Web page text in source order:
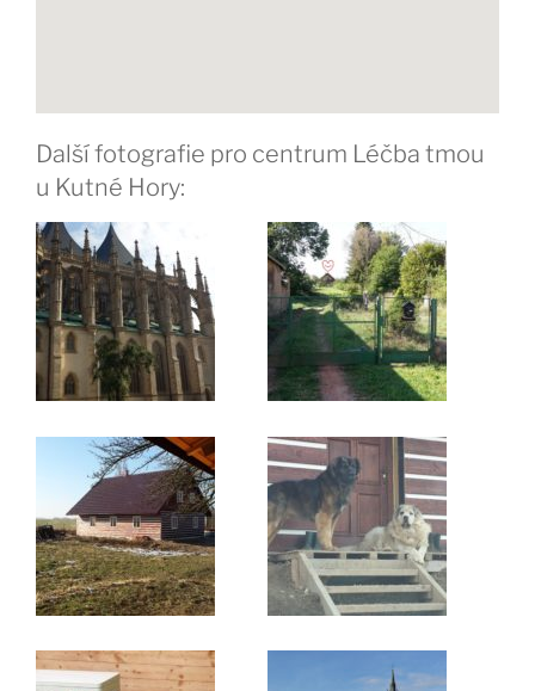
Další fotografie pro centrum Léčba tmou
u Kutné Hory: